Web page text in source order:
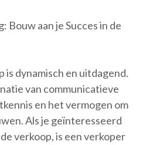
Bouw aan je Succes in de
is dynamisch en uitdagend.
van communicatieve
en het vermogen om
Als je geïnteresseerd
verkoop, is een verkoper